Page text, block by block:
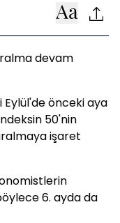
devam
önceki aya
50'nin
işaret
6. ayda da